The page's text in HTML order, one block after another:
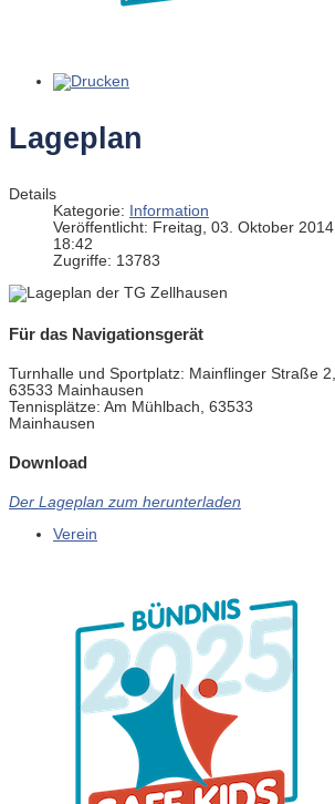
Lageplan
Details
Kategorie:
Information
Veröffentlicht: Freitag, 03. Oktober 2014
18:42
Zugriffe: 13783
Für das Navigationsgerät
Turnhalle und Sportplatz: Mainflinger Straße 2,
63533 Mainhausen
Tennisplätze: Am Mühlbach, 63533
Mainhausen
Download
Der Lageplan zum herunterladen
Verein